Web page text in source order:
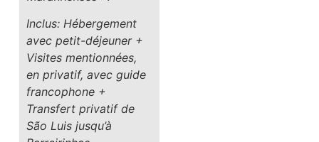
Inclus: Hébergement
avec petit-déjeuner +
Visites mentionnées,
en privatif, avec guide
francophone +
Transfert privatif de
São Luis jusqu’à